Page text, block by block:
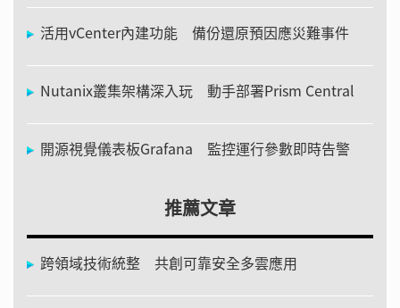
活用vCenter內建功能 備份還原預因應災難事件
Nutanix叢集架構深入玩 動手部署Prism Central
開源視覺儀表板Grafana 監控運行參數即時告警
推薦文章
跨領域技術統整 共創可靠安全多雲應用